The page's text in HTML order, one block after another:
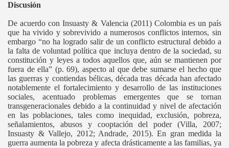
Discusión
De acuerdo con Insuasty & Valencia (2011) Colombia es un país
que ha vivido y sobrevivido a numerosos conflictos internos, sin
embargo “no ha logrado salir de un conflicto estructural debido a
la falta de voluntad política que incluya dentro de la sociedad, su
constitución y leyes a todos aquellos que, aún se mantienen por
fuera de ella” (p. 69), aspecto al que debe sumarse el hecho que
las guerras y contiendas bélicas, década tras década han afectado
notablemente el fortalecimiento y desarrollo de las instituciones
sociales, acentuado problemas emergentes que se tornan
transgeneracionales debido a la continuidad y nivel de afectación
en las poblaciones, tales como inequidad, exclusión, pobreza,
señalamientos, abusos y cooptación del poder (Villa, 2007;
Insuasty & Vallejo, 2012; Andrade, 2015). En gran medida la
guerra aumenta la pobreza y afecta drásticamente a las familias, ya